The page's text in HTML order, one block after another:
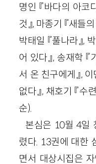
명인 『바다의 아코
것』, 마종기 『새들
박태일 『풀나라』,
어 있다』, 송재학 『
서 온 친구에게』,
없다』, 채호기 『수
순).
본심은 10월 4일
렸다. 13권에 대한
면서 대상시집은